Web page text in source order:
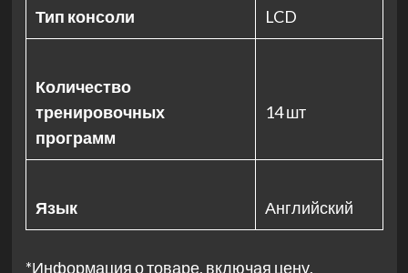
Тип консоли LCD
Количество
тренировочных
программ
14 шт
Язык Английский
*Информация о товаре, включая цену,